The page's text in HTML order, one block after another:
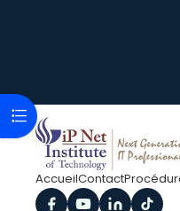
Ouvrir l’index du cours
AccueilContact